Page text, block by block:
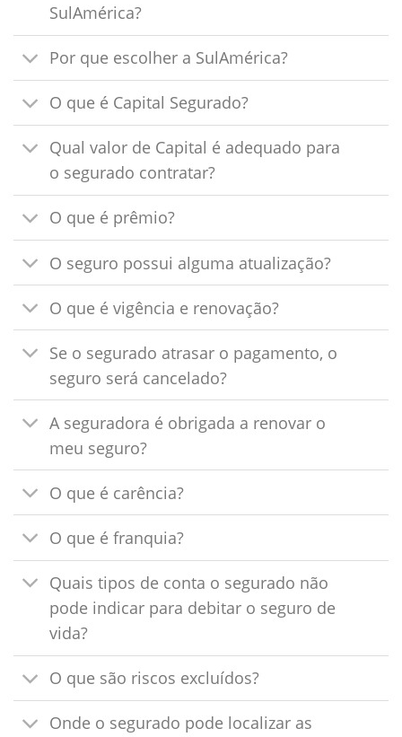
SulAmérica?
Por que escolher a SulAmérica?
O que é Capital Segurado?
Qual valor de Capital é adequado para
o segurado contratar?
O que é prêmio?
O seguro possui alguma atualização?
O que é vigência e renovação?
Se o segurado atrasar o pagamento, o
seguro será cancelado?
A seguradora é obrigada a renovar o
meu seguro?
O que é carência?
O que é franquia?
Quais tipos de conta o segurado não
pode indicar para debitar o seguro de
vida?
O que são riscos excluídos?
Onde o segurado pode localizar as